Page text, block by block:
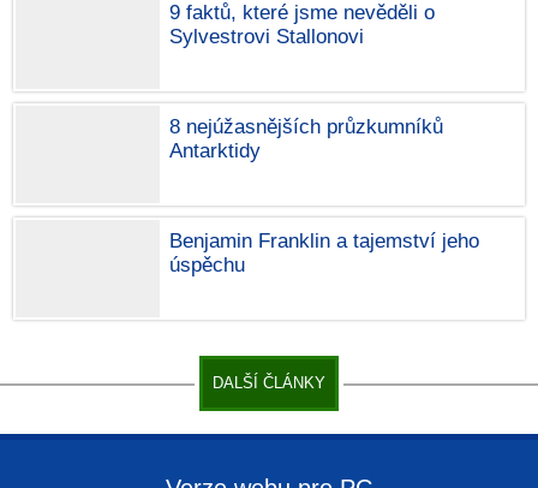
9 faktů, které jsme nevěděli o
Sylvestrovi Stallonovi
8 nejúžasnějších průzkumníků
Antarktidy
Benjamin Franklin a tajemství jeho
úspěchu
DALŠÍ ČLÁNKY